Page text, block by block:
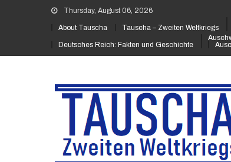
Thursday, August 06, 2026
About Tauscha Tauscha – Zweiten Weltkriegs
Deutsches Reich: Fakten und Geschichte